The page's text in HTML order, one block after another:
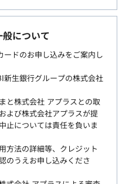
について
ドのお申し込みをご案内し
生銀行グループの株式会社
と株式会社 アプラスとの取
よび株式会社アプラスが提
止については責任を負いま
方法の詳細等、クレジット
のうえお申し込みくださ